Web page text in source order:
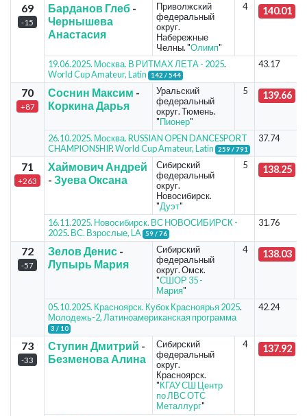
69
-15
Барданов Глеб-
Чернышева
Анастасия
Приволжский
федеральный
округ.
Набережные
Челны. "Олимп"
4 140.01
19.06.2025. Москва. В РИТМАХ ЛЕТА - 2025.
World Cup Amateur, Latin
142 / 544
43.17
70
+87
Соснин Максим -
Коркина Дарья
Уральский
федеральный
округ. Тюмень.
"Пионер"
5 139.66
26.10.2025. Москва. RUSSIAN OPEN DANCESPORT
CHAMPIONSHIP.World Cup Amateur, Latin 259 / 791
37.74
71
+263
Хаймович Андрей
- Зуева Оксана
Сибирский
федеральный
округ.
Новосибирск.
"Дуэт"
5 138.25
16.11.2025. Новосибирск. ВС НОВОСИБИРСК -
2025. ВС. Взрослые, LA 59 / 76
31.76
72
-57
Зелов Денис-
Лупырь Мария
Сибирский
федеральный
округ. Омск.
"СШОР 35 -
Мария"
4 138.03
05.10.2025. Красноярск. Кубок Красноярья 2025.
Молодежь-2, Латиноамериканская программа
3 / 10
42.24
73
-33
Ступин Дмитрий -
Безменова Алина
Сибирский
федеральный
округ.
Красноярск.
"КГАУ СШ Центр
по ЛВС ОТС
Металлург"
4 137.92